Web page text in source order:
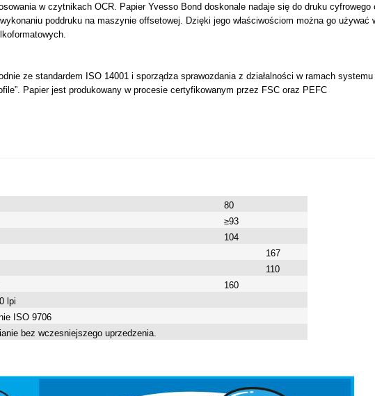
w czytnikach OCR. Papier Yvesso Bond doskonale nadaje się do druku
poddruku na maszynie offsetowej. Dzięki jego właściwościom można go używać
ze standardem ISO 14001 i sporządza sprawozdania z działalności w ramach
Papier jest produkowany w procesie certyfikowanym przez FSC oraz PEFC
80
≥93
104
167
110
160
lpi
ISO 9706
bez wczesniejszego uprzedzenia.